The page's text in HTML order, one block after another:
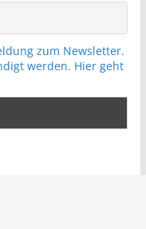
zum Newsletter.
werden. Hier geht